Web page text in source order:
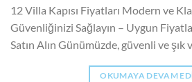
12 Villa Kapısı Fiyatları Modern ve
Güvenliğinizi Sağlayın – Uygun
Satın Alın Günümüzde, güvenli ve şık
OKUMAYA DEVAM